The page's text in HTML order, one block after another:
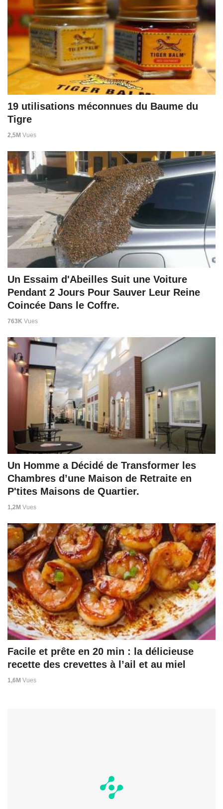
19 utilisations méconnues du Baume du
Tigre
2,5M Vues
Un Essaim d'Abeilles Suit une Voiture
Pendant 2 Jours Pour Sauver Leur Reine
Coincée Dans le Coffre.
763K Vues
Un Homme a Décidé de Transformer les
Chambres d’une Maison de Retraite en
P'tites Maisons de Quartier.
1,2M Vues
Facile et prête en 20 min : la délicieuse
recette des crevettes à l’ail et au miel
1,6M Vues